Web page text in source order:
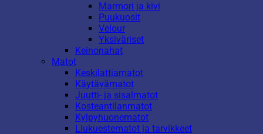
Marmori ja kivi
Puukuosit
Velour
Yksiväriset
Keinonahat
Matot
Keskilattiamatot
Käytävämatot
Juutti- ja sisalmatot
Kosteantilanmatot
Kylpyhuonematot
Liukuestematot ja tarvikkeet